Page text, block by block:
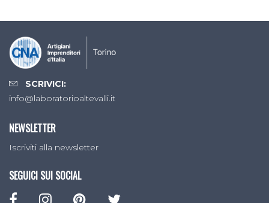
SCRIVICI:
info@laboratorioaltevalli.it
NEWSLETTER
Iscriviti alla newsletter
SEGUICI SUI SOCIAL